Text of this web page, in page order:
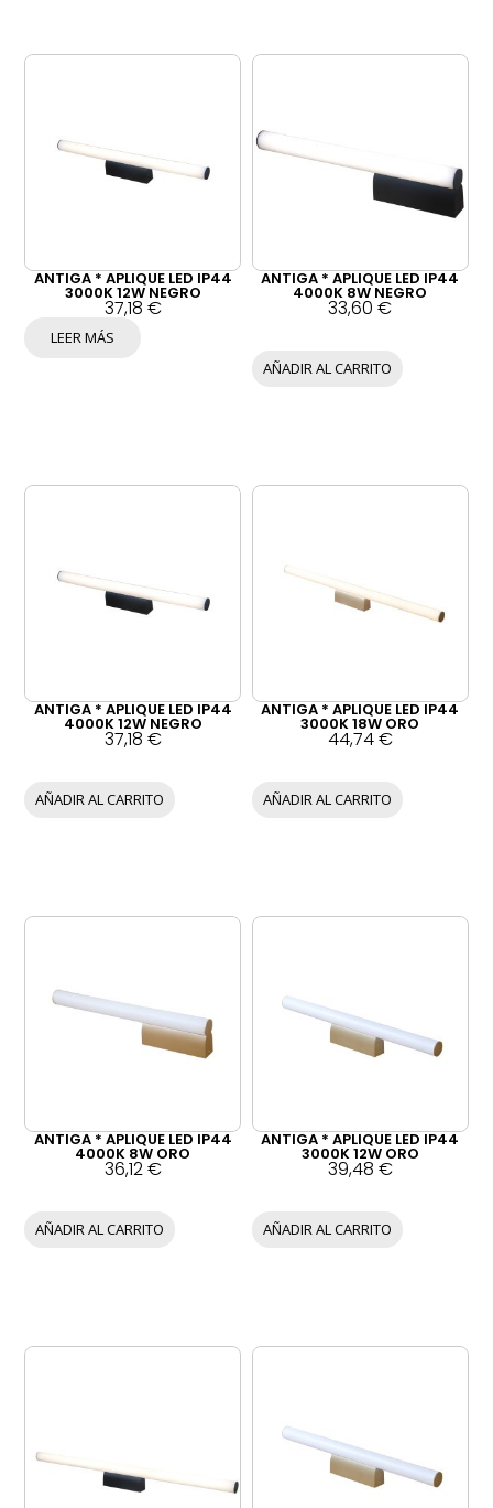
ANTIGA * APLIQUE LED IP44
3000K 12W NEGRO
37,18 €
LEER MÁS
ANTIGA * APLIQUE LED IP44
4000K 8W NEGRO
33,60€
AÑADIR AL CARRITO
ANTIGA * APLIQUE LED IP44
4000K 12W NEGRO
37,18 €
AÑADIR AL CARRITO
ANTIGA * APLIQUE LED IP44
3000K 18W ORO
44,74€
AÑADIR AL CARRITO
ANTIGA * APLIQUE LED IP44
4000K 8W ORO
36,12€
AÑADIR AL CARRITO
ANTIGA * APLIQUE LED IP44
3000K 12W ORO
39,48 €
AÑADIR AL CARRITO